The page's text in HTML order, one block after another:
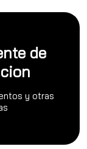
de
y otras